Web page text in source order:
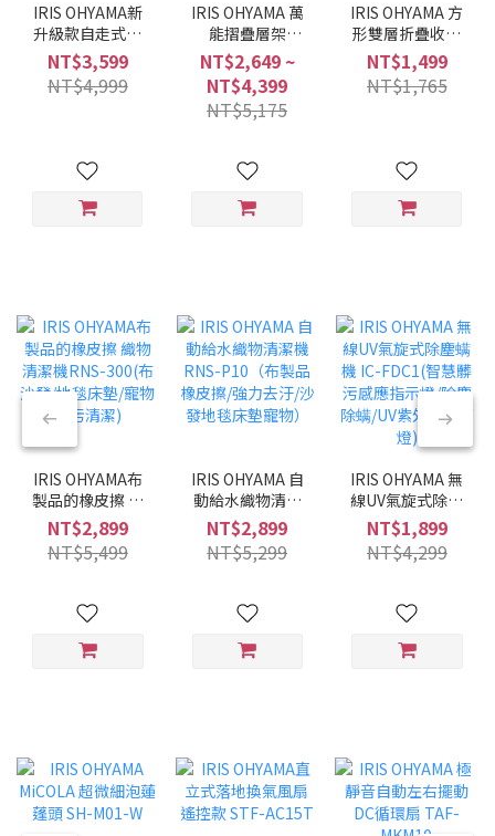
IRIS OHYAMA新
升級款自走式輕
量無線吸塵器
SCD-185P(氣旋
大吸力/直立手持
NT$3,599
NT$4,999
IRIS OHYAMA 萬
能摺疊層架
KRSR系列
NT$2,649 ~
NT$4,399
NT$5,175
IRIS OHYAMA 方
形雙層折疊收納
推車 MUW-S2
NT$1,499
NT$1,765
IRIS OHYAMA布
製品的橡皮擦 織
物清潔機RNS-
300(布沙發/地毯
床墊/寵物髒污清
NT$2,899
NT$5,499
IRIS OHYAMA 自
動給水織物清潔
機 RNS-P10（布
製品橡皮擦/強力
去汙/沙發地毯床
NT$2,899
NT$5,299
IRIS OHYAMA 無
線UV氣旋式除塵
螨機 IC-FDC1(智
慧髒污感應指示
燈/除塵除螨/UV
NT$1,899
NT$4,299